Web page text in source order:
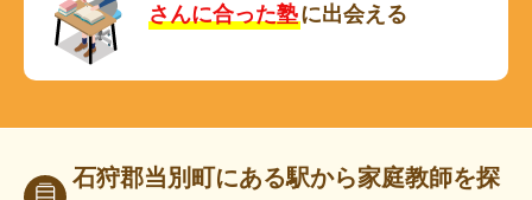
さんに合った塾に出会える
石狩郡当別町にある駅から家庭教師を探